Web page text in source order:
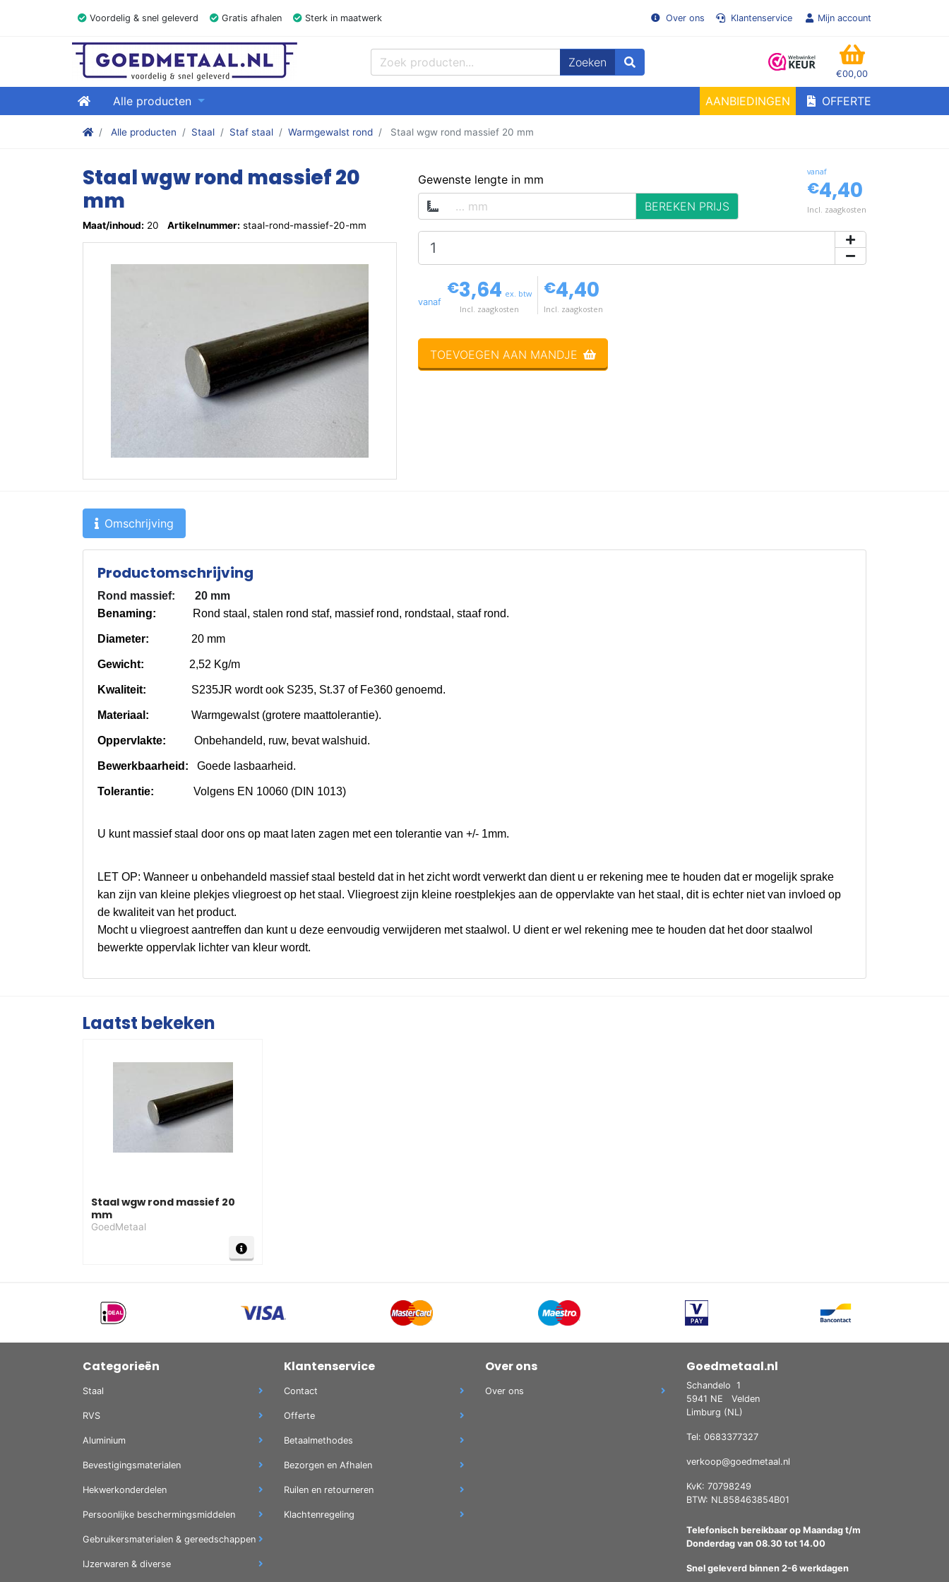
Voordelig & snel geleverd Gratis afhalen Sterk in maatwerk Over ons Klantenservice Mijn account
GOEDMETAAL.NL
Zoeken
€00,00
WINKELMANDJE
HomeAlle producten AANBIEDINGEN OFFERTE
Stalen kokers, hoekstaal, Balk, Buizen Plat, Strippen, Plaat en meer! Goedmetaal voor de beste prijzen!
Alle producten Staal Staf staal Warmgewalst rond Staal wgw rond massief 20 mm
Staal wgw rond massief 20
mm
Maat/inhoud: 20 Artikelnummer: staal-rond-massief-20-mm
Gewenste lengte in mm
BEREKEN PRIJS
vanaf
€4,40
Incl. zaagkosten
vanaf
€3,64 ex. btw
Incl. zaagkosten
€4,40
Incl. zaagkosten
TOEVOEGEN AAN MANDJE
Omschrijving
Productomschrijving
Rond massief: 20 mm
Benaming:
Rond staal, stalen rond staf, massief rond, rondstaal, staaf rond.
Diameter: 20 mm
Gewicht: 2,52 Kg/m
Kwaliteit: S235JR wordt ook S235, St.37 of Fe360 genoemd.
Materiaal: Warmgewalst (grotere maattolerantie).
Oppervlakte: Onbehandeld, ruw, bevat walshuid.
Bewerkbaarheid: Goede lasbaarheid.
Tolerantie: Volgens EN 10060 (DIN 1013)
U kunt massief staal door ons op maat laten zagen met een tolerantie van +/- 1mm.
LET OP: Wanneer u onbehandeld massief staal besteld dat in het zicht wordt verwerkt dan dient u er rekening mee te houden dat er mogelijk sprake
kan zijn van kleine plekjes vliegroest op het staal. Vliegroest zijn kleine roestplekjes aan de oppervlakte van het staal, dit is echter niet van invloed op
de kwaliteit van het product.
Mocht u vliegroest aantreffen dan kunt u deze eenvoudig verwijderen met staalwol. U dient er wel rekening mee te houden dat het door staalwol
bewerkte oppervlak lichter van kleur wordt.
Laatst bekeken
Staal wgw rond massief 20
mm
GoedMetaal
Categorieën
Staal
RVS
Aluminium
Bevestigingsmaterialen
Hekwerkonderdelen
Persoonlijke beschermingsmiddelen
Gebruikersmaterialen & gereedschappen
IJzerwaren & diverse
Klantenservice
Contact
Offerte
Betaalmethodes
Bezorgen en Afhalen
Ruilen en retourneren
Klachtenregeling
Over ons
Over ons
Goedmetaal.nl
Schandelo 1
5941 NE
Velden
Limburg (NL)
Tel: 0683377327
verkoop@goedmetaal.nl
KvK: 70798249
BTW: NL858463854B01
Telefonisch bereikbaar op Maandag t/m
Donderdag van 08.30 tot 14.00
Snel geleverd binnen 2-6 werkdagen